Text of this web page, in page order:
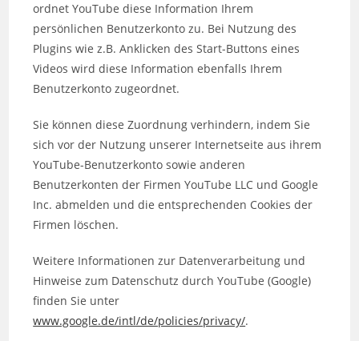
ordnet YouTube diese Information Ihrem
persönlichen Benutzerkonto zu. Bei Nutzung des
Plugins wie z.B. Anklicken des Start-Buttons eines
Videos wird diese Information ebenfalls Ihrem
Benutzerkonto zugeordnet.
Sie können diese Zuordnung verhindern, indem Sie
sich vor der Nutzung unserer Internetseite aus ihrem
YouTube-Benutzerkonto sowie anderen
Benutzerkonten der Firmen YouTube LLC und Google
Inc. abmelden und die entsprechenden Cookies der
Firmen löschen.
Weitere Informationen zur Datenverarbeitung und
Hinweise zum Datenschutz durch YouTube (Google)
finden Sie unter
www.google.de/intl/de/policies/privacy/.